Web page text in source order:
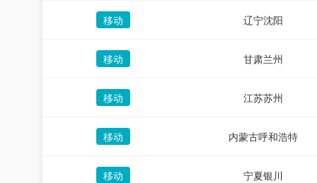
移动 辽宁沈阳
移动 甘肃兰州
移动 江苏苏州
移动 内蒙古呼和浩特
移动 宁夏银川